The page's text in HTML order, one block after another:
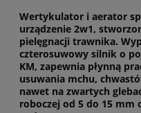
Wertykulator i aerator
urządzenie 2w1,
pielęgnacji trawnika.
czterosuwowy silnik o
KM, zapewnia płynną
usuwania mchu,
nawet na zwartych
roboczej od 5 do 15 mm